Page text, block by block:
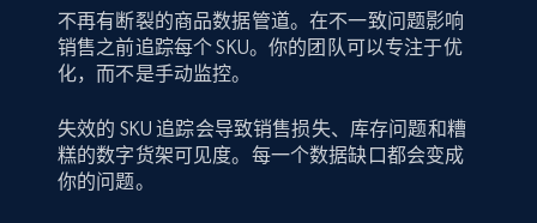
不再有断裂的商品数据管道。在不一致问题影响
销售之前追踪每个 SKU。你的团队可以专注于优
化，而不是手动监控。
失效的 SKU 追踪会导致销售损失、库存问题和糟
糕的数字货架可见度。每一个数据缺口都会变成
你的问题。